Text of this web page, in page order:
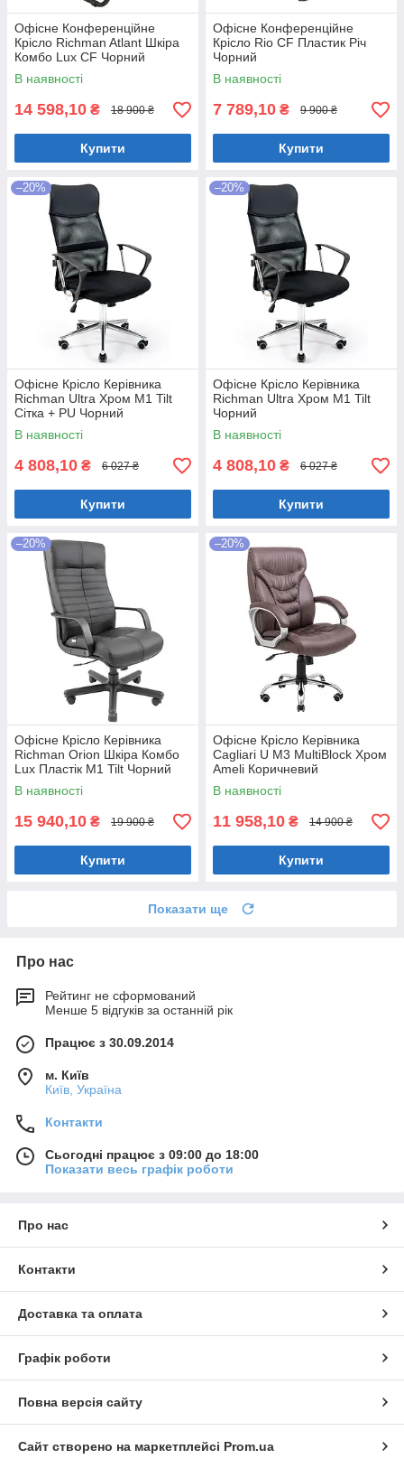
Офісне Конференційне
Крісло Richman Atlant Шкіра
Комбо Lux CF Чорний
В наявності
14 598,10 ₴ 18 900 ₴
Купити
Офісне Конференційне
Крісло Rio CF Пластик Річ
Чорний
В наявності
7 789,10 ₴ 9 900 ₴
Купити
–20%
Офісне Крісло Керівника
Richman Ultra Хром М1 Tilt
Сітка + PU Чорний
В наявності
4 808,10 ₴ 6 027 ₴
Купити
–20%
Офісне Крісло Керівника
Richman Ultra Хром М1 Tilt
Чорний
В наявності
4 808,10 ₴ 6 027 ₴
Купити
–20%
Офісне Крісло Керівника
Richman Orion Шкіра Комбо
Lux Пластік М1 Tilt Чорний
В наявності
15 940,10 ₴ 19 900 ₴
Купити
–20%
Офісне Крісло Керівника
Cagliari U М3 MultiBlock Хром
Ameli Коричневий
В наявності
11 958,10 ₴ 14 900 ₴
Купити
Показати ще
Про нас
Рейтинг не сформований
Менше 5 відгуків за останній рік
Працює з 30.09.2014
м. Київ
Київ, Україна
Контакти
Сьогодні працює з 09:00 до 18:00
Показати весь графік роботи
Про нас
Контакти
Доставка та оплата
Графік роботи
Повна версія сайту
Сайт створено на маркетплейсі Prom.ua